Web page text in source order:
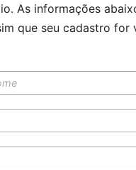
As informações
que seu cadastro for